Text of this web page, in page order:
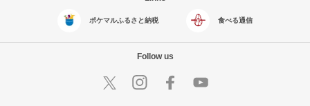
ポケマルふるさと納税 食べる通信
Follow us